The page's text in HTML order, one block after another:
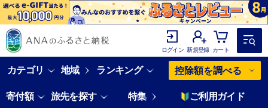
ログイン 新規登録 カート
カテゴリ 地域 ランキング 控除額を調べる
寄付額 旅先を探す 特集 ご利用ガイド